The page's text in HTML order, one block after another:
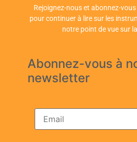
Rejoignez-nous et abonnez-
pour continuer à lire sur les
notre point de vue sur
Abonnez-vous à
newsletter